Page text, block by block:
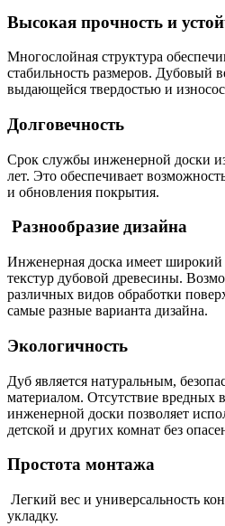
Высокая прочность и
Многослойная структура
стабильность размеров. Дубовый
выдающейся твердостью и
Долговечность
Срок службы инженерной доски
лет. Это обеспечивает
и обновления покрытия.
Разнообразие дизайна
Инженерная доска имеет широкий
текстур дубовой древесины.
различных видов обработки
самые разные варианта дизайна.
Экологичность
Дуб является натуральным,
материалом. Отсутствие вредных
инженерной доски позволяет
детской и других комнат без
Простота монтажа
Легкий вес и универсальность
укладку.